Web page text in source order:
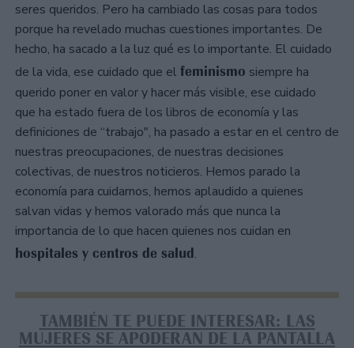
seres queridos. Pero ha cambiado las cosas para todos
porque ha revelado muchas cuestiones importantes. De
hecho, ha sacado a la luz qué es lo importante. El cuidado
de la vida, ese cuidado que el feminismo siempre ha
querido poner en valor y hacer más visible, ese cuidado
que ha estado fuera de los libros de economía y las
definiciones de “trabajo", ha pasado a estar en el centro de
nuestras preocupaciones, de nuestras decisiones
colectivas, de nuestros noticieros. Hemos parado la
economía para cuidarnos, hemos aplaudido a quienes
salvan vidas y hemos valorado más que nunca la
importancia de lo que hacen quienes nos cuidan en
hospitales y centros de salud.
TAMBIÉN TE PUEDE INTERESAR: LAS
MUJERES SE APODERAN DE LA PANTALLA